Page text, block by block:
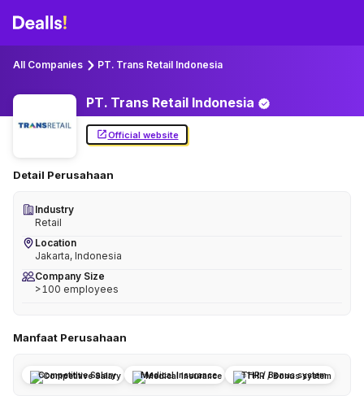
All Companies PT. Trans Retail Indonesia
PT. Trans Retail Indonesia
Official website
Detail Perusahaan
Industry
Retail
Location
Jakarta, Indonesia
Company Size
>100 employees
Manfaat Perusahaan
Competitive Salary Medical Insurance THR / Bonus system